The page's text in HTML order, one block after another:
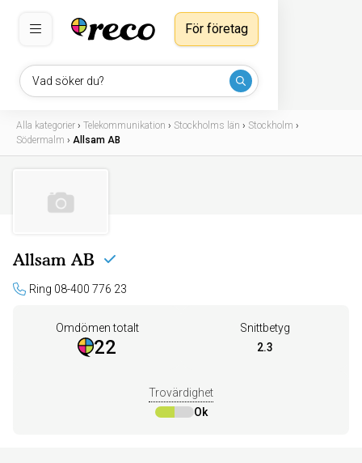
Vad söker du?
För företag
Alla kategorier › Telekommunikation › Stockholms län › Stockholm ›
Södermalm › Allsam AB
Allsam AB
Ring 08-400 776 23
Omdömen totalt
22
Snittbetyg
2.3
Trovärdighet
Ok